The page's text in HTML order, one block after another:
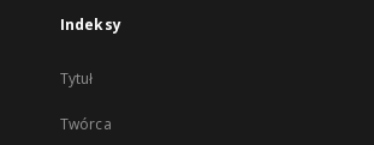
Indeksy
Tytuł
Twórca